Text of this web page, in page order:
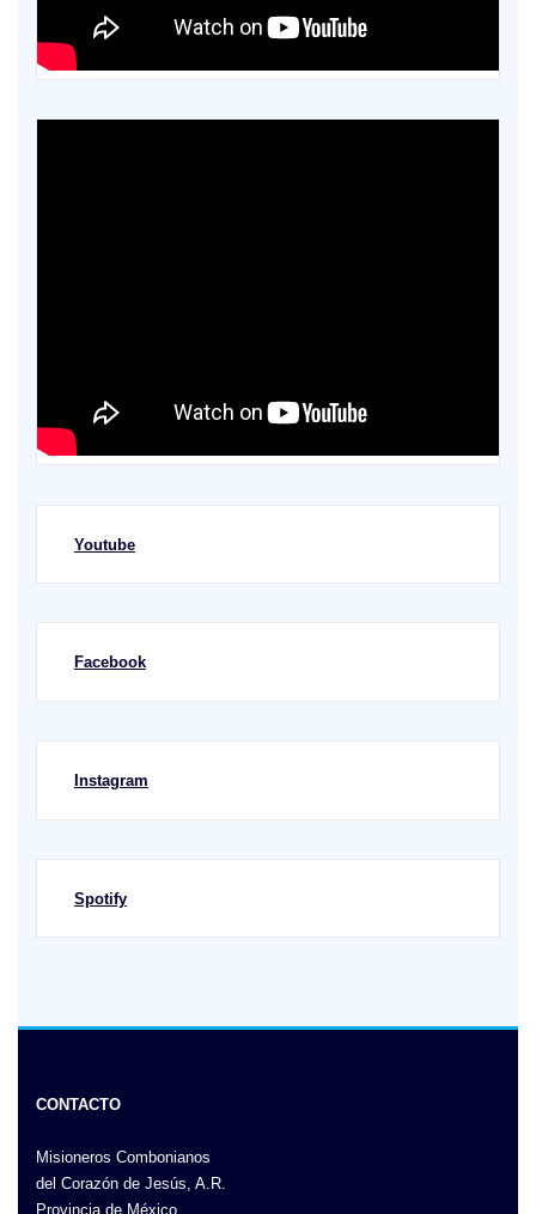
Youtube
Facebook
Instagram
Spotify
CONTACTO
Misioneros Combonianos
del Corazón de Jesús, A.R.
Provincia de México